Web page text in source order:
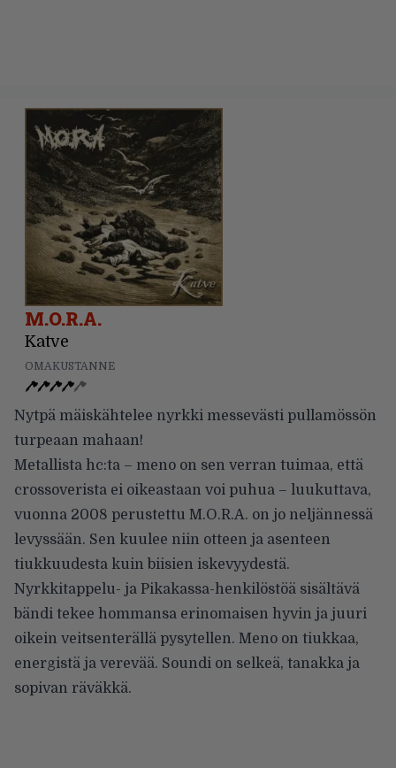
M.O.R.A.
Katve
OMAKUSTANNE
Nytpä mäiskähtelee nyrkki messevästi pullamössön
turpeaan mahaan!
Metallista hc:ta – meno on sen verran tuimaa, että
crossoverista ei oikeastaan voi puhua – luukuttava,
vuonna 2008 perustettu M.O.R.A. on jo neljännessä
levyssään. Sen kuulee niin otteen ja asenteen
tiukkuudesta kuin biisien iskevyydestä.
Nyrkkitappelu- ja Pikakassa-henkilöstöä sisältävä
bändi tekee hommansa erinomaisen hyvin ja juuri
oikein veitsenterällä pysytellen. Meno on tiukkaa,
energistä ja verevää. Soundi on selkeä, tanakka ja
sopivan räväkkä.